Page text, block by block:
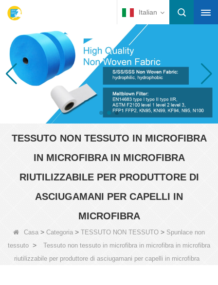
Italian
TESSUTO NON TESSUTO IN MICROFIBRA
IN MICROFIBRA IN MICROFIBRA
RIUTILIZZABILE PER PRODUTTORE DI
ASCIUGAMANI PER CAPELLI IN
MICROFIBRA
Casa > Categoria > TESSUTO NON TESSUTO > Spunlace non
tessuto >
Tessuto non tessuto in microfibra in microfibra in microfibra
riutilizzabile per produttore di asciugamani per capelli in microfibra